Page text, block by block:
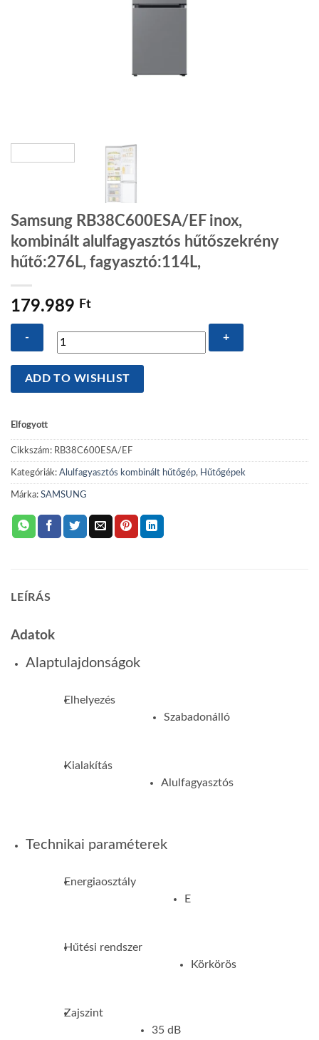
Samsung RB38C600ESA/EF inox,
kombinált alulfagyasztós hűtőszekrény
hűtő:276L, fagyasztó:114L,
179.989 Ft
Samsung
RB38C600ESA/EF
kombinált
alulfagyasztós
hűtőszekrény
hűtő:276L,
fagyasztó:114L,
ADD TO WISHLIST
Elfogyott
Cikkszám: RB38C600ESA/EF
Kategóriák: Alulfagyasztós kombinált hűtőgép, Hűtőgépek
Márka: SAMSUNG
LEÍRÁS
Adatok
Alaptulajdonságok
Elhelyezés
Szabadonálló
Kialakítás
Alulfagyasztós
Technikai paraméterek
Energiaosztály
E
Hűtési rendszer
Körkörös
Zajszint
35 dB